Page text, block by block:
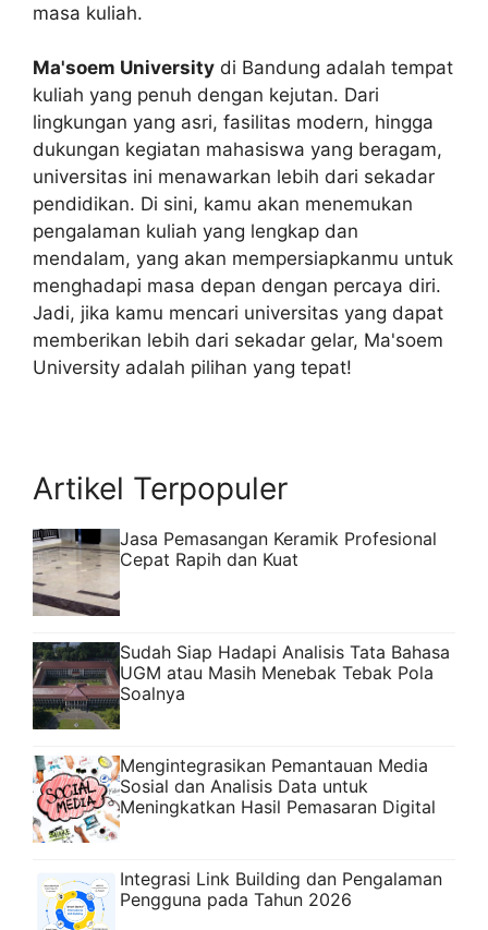
masa kuliah.
Ma'soem University di Bandung adalah tempat
kuliah yang penuh dengan kejutan. Dari
lingkungan yang asri, fasilitas modern, hingga
dukungan kegiatan mahasiswa yang beragam,
universitas ini menawarkan lebih dari sekadar
pendidikan. Di sini, kamu akan menemukan
pengalaman kuliah yang lengkap dan
mendalam, yang akan mempersiapkanmu untuk
menghadapi masa depan dengan percaya diri.
Jadi, jika kamu mencari universitas yang dapat
memberikan lebih dari sekadar gelar, Ma'soem
University adalah pilihan yang tepat!
Artikel Terpopuler
Jasa Pemasangan Keramik Profesional
Cepat Rapih dan Kuat
Sudah Siap Hadapi Analisis Tata Bahasa
UGM atau Masih Menebak Tebak Pola
Soalnya
Mengintegrasikan Pemantauan Media
Sosial dan Analisis Data untuk
Meningkatkan Hasil Pemasaran Digital
Integrasi Link Building dan Pengalaman
Pengguna pada Tahun 2026